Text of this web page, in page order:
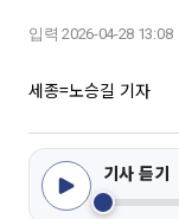
입력 2026-04-28 13:08
세종=노승길 기자
기사 듣기